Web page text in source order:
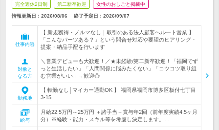
完全週休2日制 第二新卒歓迎 女性のおしごと掲載中
情報更新日：2026/08/06 終了予定日： 2026/09/07
仕事内容
【 新規獲得・ノルマなし｜取引のある法人顧客へルート営業 】
「こんなパーツある？」という問合せ対応や要望のヒアリング・
提案・納品手配を行います
対象と
なる方
＼営業デビューも大歓迎！／★未経験/第二新卒歓迎！「福岡でず
っと生活したい」「人間関係に悩みたくない」「コツコツ取り組
む営業がいい」→歓迎◎
勤務地
【 転勤なし│マイカー通勤OK 】 福岡県福岡市博多区板付七丁目
3-15
給与
月給22.5万円～25万円 ＋諸手当＋賞与年2回（前年度実績4.5ヶ月
分）※経験・能力・スキル等を考慮し決定します。…